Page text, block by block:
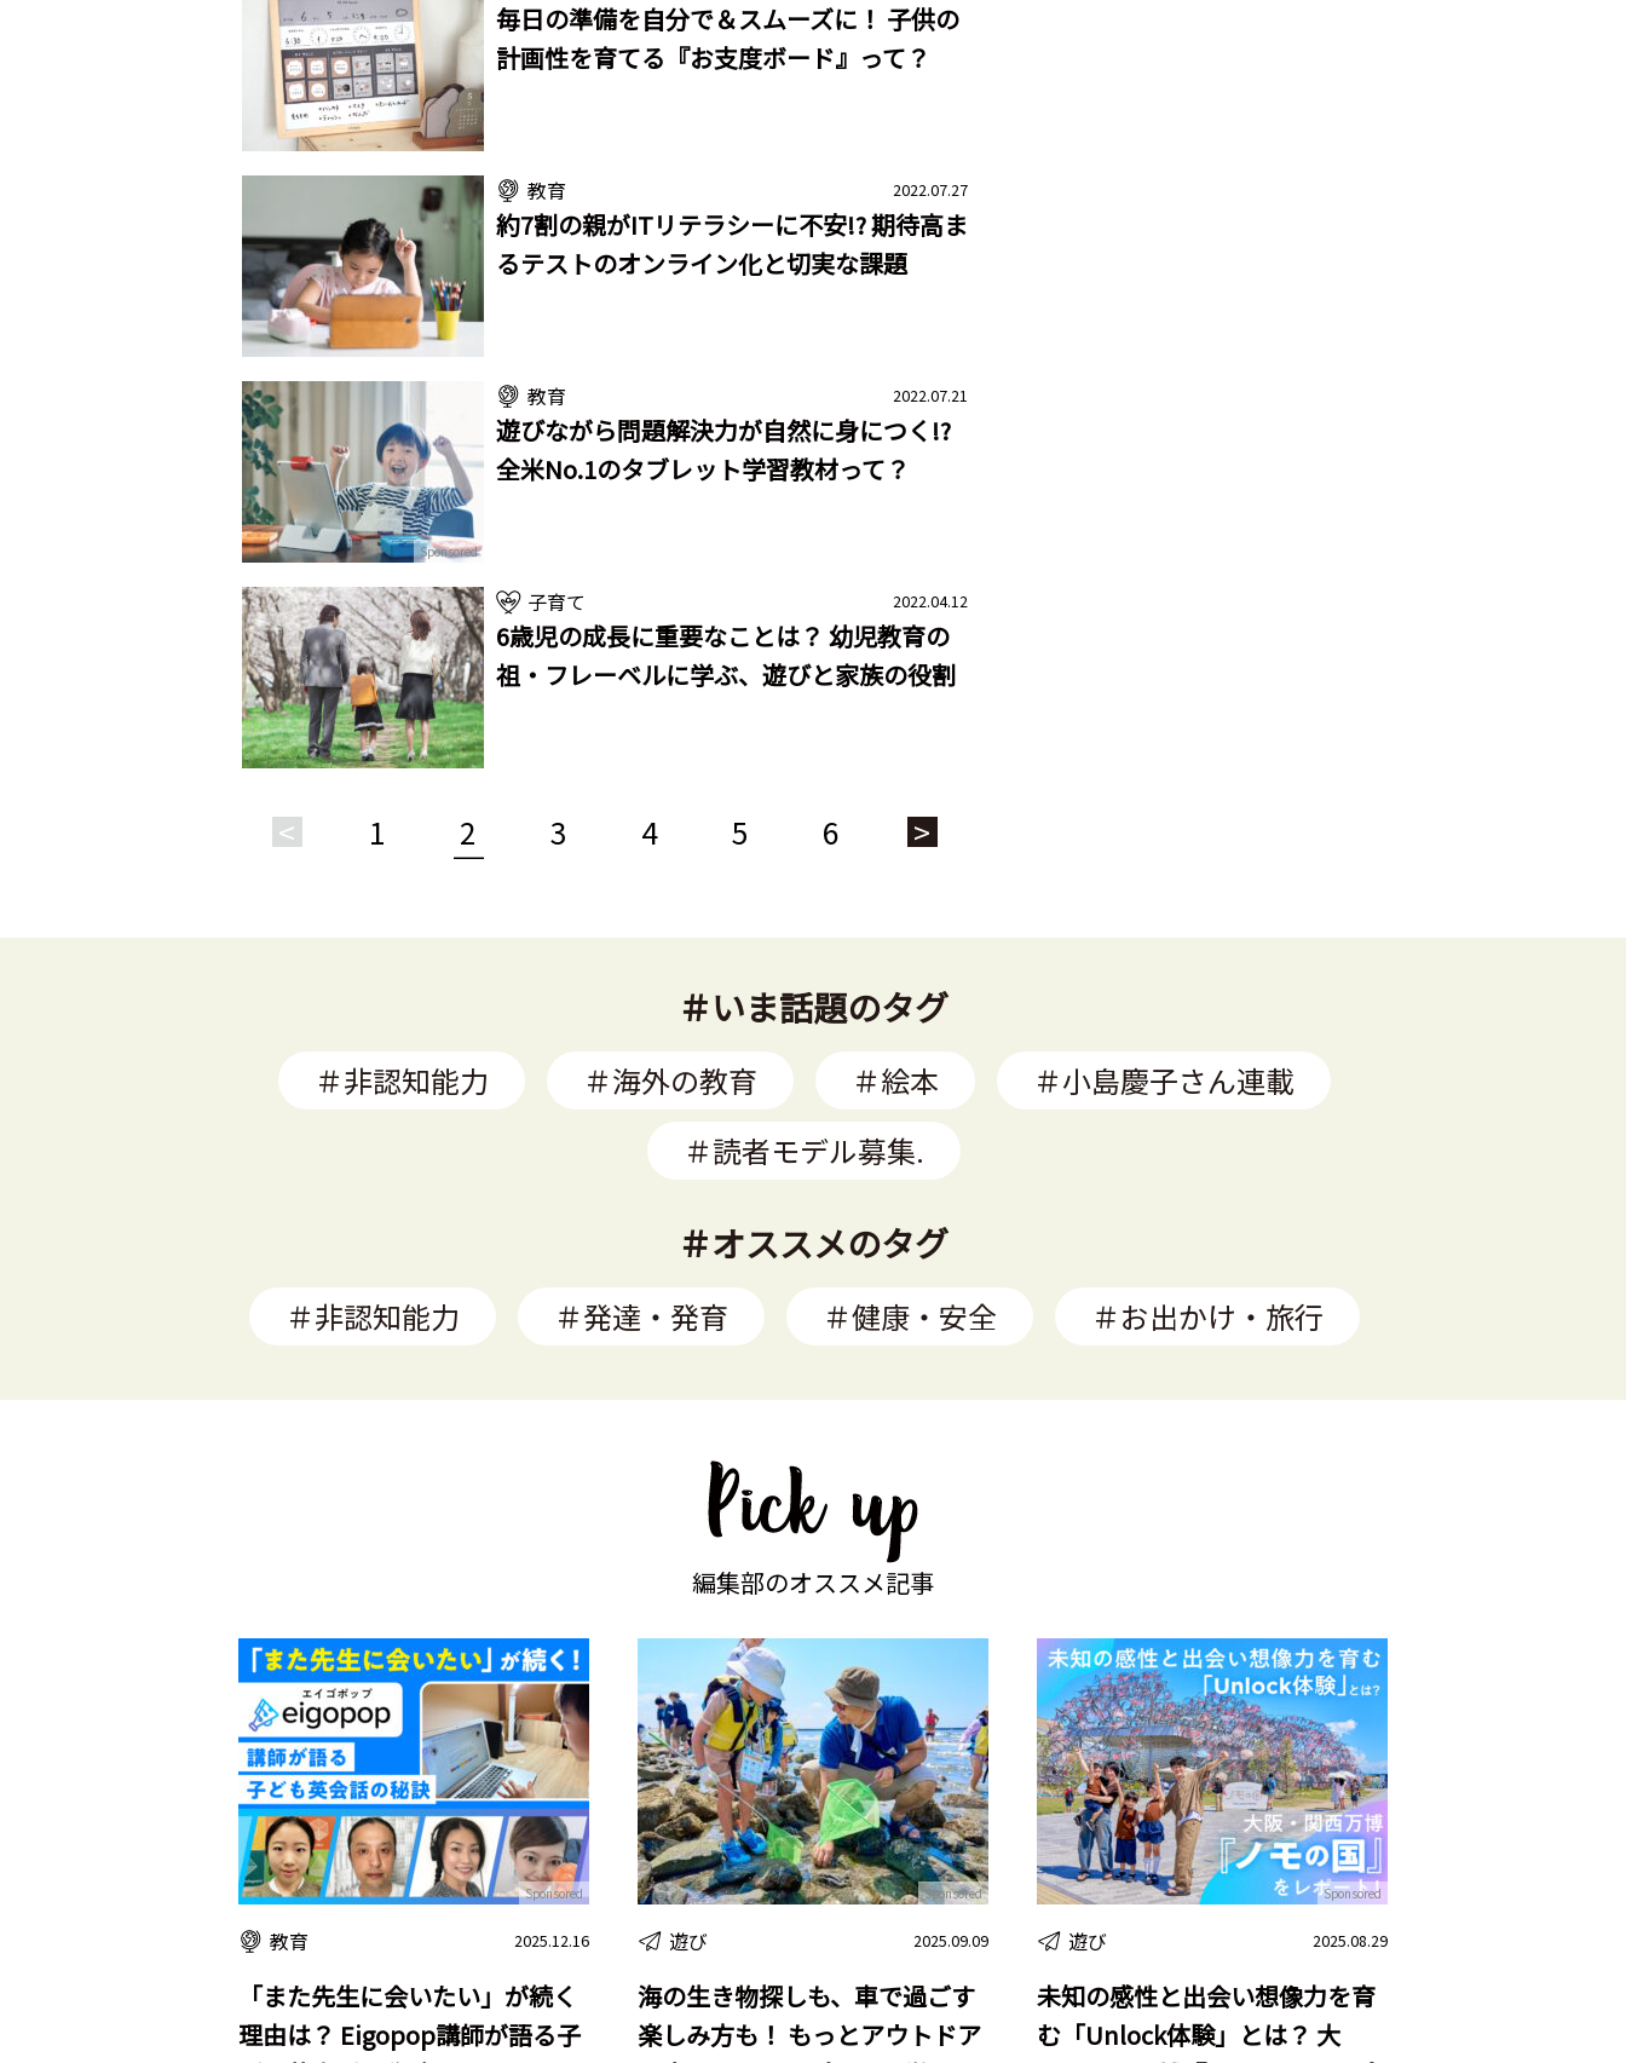
毎日の準備を自分で＆スムーズに！ 子供の
計画性を育てる『お支度ボード』って？
教育 2022.07.27
約7割の親がITリテラシーに不安!? 期待高ま
るテストのオンライン化と切実な課題
教育 2022.07.21
遊びながら問題解決力が自然に身につく!?
全米No.1のタブレット学習教材って？
Sponsored
子育て 2022.04.12
6歳児の成長に重要なことは？ 幼児教育の
祖・フレーベルに学ぶ、遊びと家族の役割
< 1 2 3 4 5 6 >
＃いま話題のタグ
＃非認知能力 ＃海外の教育 ＃絵本
＃小島慶子さん連載
＃読者モデル募集.
＃オススメのタグ
＃非認知能力 ＃発達・発育 ＃健康・安全 ＃お出かけ・旅行
編集部のオススメ記事
教育 2025.12.16
「また先生に会いたい」が続く
理由は？ Eigopop講師が語る子
Sponsored
遊び 2025.09.09
海の生き物探しも、車で過ごす
楽しみ方も！ もっとアウトドア
Sponsored
遊び 2025.08.29
未知の感性と出会い想像力を育
む「Unlock体験」とは？ 大
Sponsored